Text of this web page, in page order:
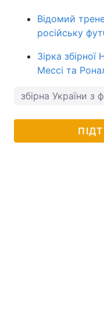
Відомий
російську
Зірка збірної
Мессі та
збірна України з